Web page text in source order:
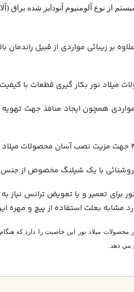
نوع آلومنيوم آنودايز شده براق
بر زيبائي مواردي از قبيل
همچون ايجاد منافذ جهت
براي تعمير و يا تعويض ترانس نياز
مشابه بعلت استفاده از پيچ و مهره
ميلاد نور اين خاصيت را دارد كه
مي دهد.